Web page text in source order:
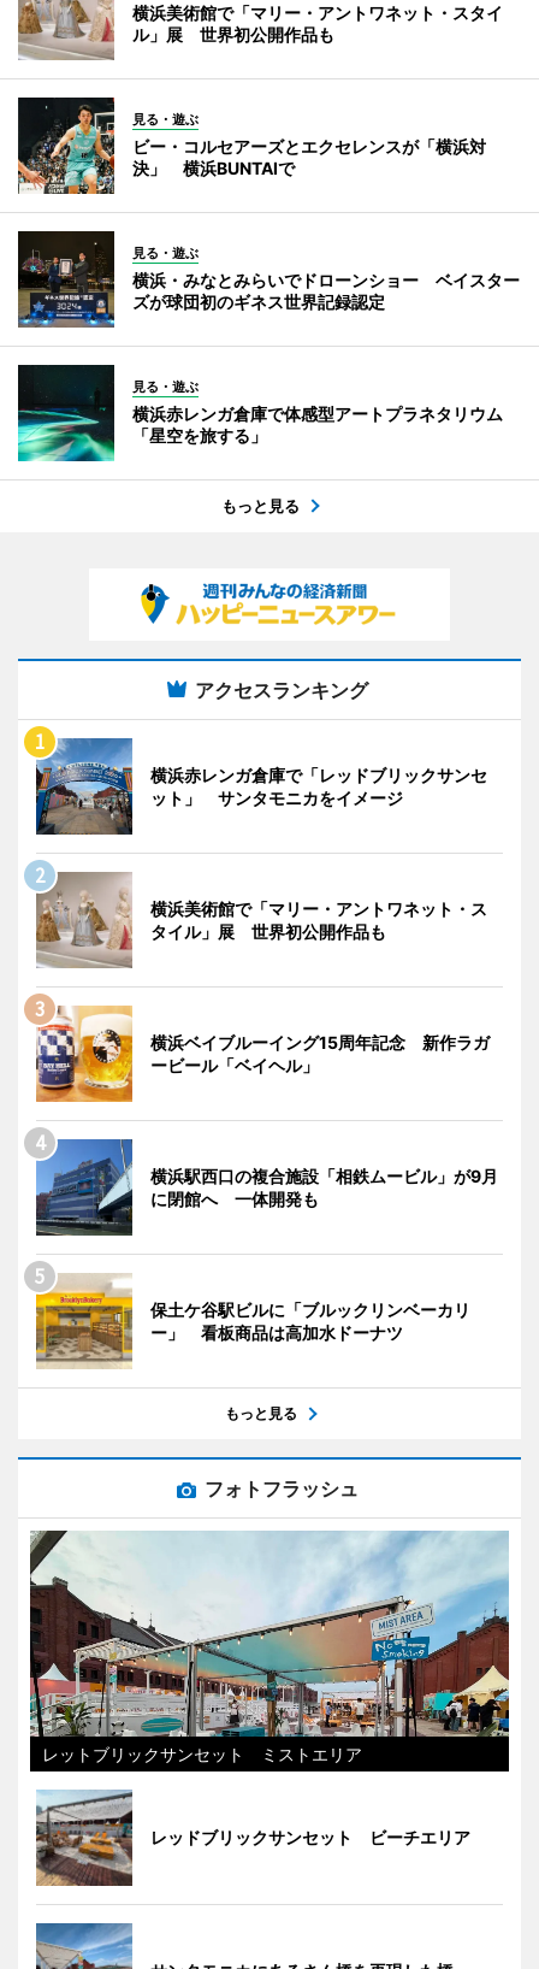
横浜美術館で「マリー・アントワネット・スタイ
ル」展 世界初公開作品も
見る・遊ぶ
ビー・コルセアーズとエクセレンスが「横浜対
決」 横浜BUNTAIで
見る・遊ぶ
横浜・みなとみらいでドローンショー ベイスター
ズが球団初のギネス世界記録認定
見る・遊ぶ
横浜赤レンガ倉庫で体感型アートプラネタリウム
「星空を旅する」
もっと見る
アクセスランキング
横浜赤レンガ倉庫で「レッドブリックサンセ
ット」 サンタモニカをイメージ
横浜美術館で「マリー・アントワネット・ス
タイル」展 世界初公開作品も
横浜ベイブルーイング15周年記念 新作ラガ
ービール「ベイヘル」
横浜駅西口の複合施設「相鉄ムービル」が9月
に閉館へ 一体開発も
保土ケ谷駅ビルに「ブルックリンベーカリ
ー」 看板商品は高加水ドーナツ
もっと見る
フォトフラッシュ
レットブリックサンセット ミストエリア
レッドブリックサンセット ビーチエリア